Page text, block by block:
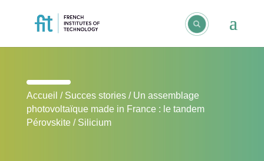
Accueil / Succes stories/ Un assemblage
photovoltaïque made in France : le tandem
Pérovskite / Silicium